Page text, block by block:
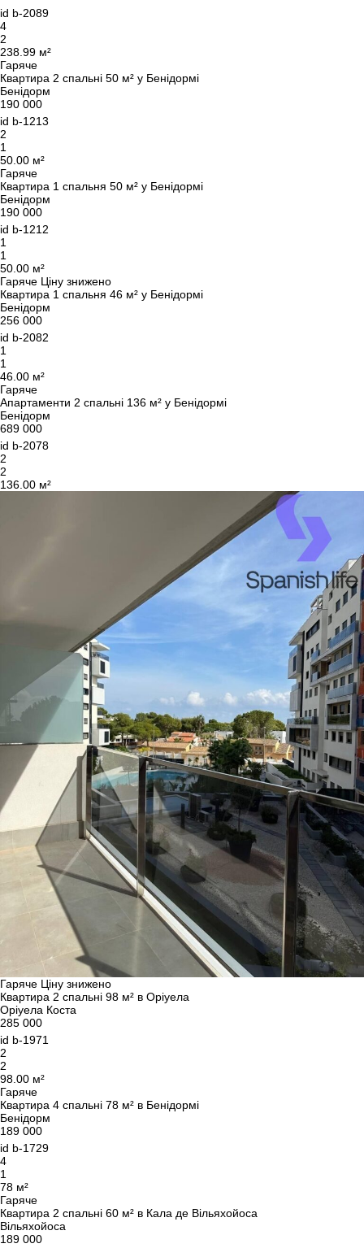
id b-2089
4
2
238.99 м²
Гаряче
Квартира 2 спальні 50 м² у Бенідормі
Бенідорм
190 000
id b-1213
2
1
50.00 м²
Гаряче
Квартира 1 спальня 50 м² у Бенідормі
Бенідорм
190 000
id b-1212
1
1
50.00 м²
Гаряче Ціну знижено
Квартира 1 спальня 46 м² у Бенідормі
Бенідорм
256 000
id b-2082
1
1
46.00 м²
Гаряче
Апартаменти 2 спальні 136 м² у Бенідормі
Бенідорм
689 000
id b-2078
2
2
136.00 м²
Гаряче Ціну знижено
Квартира 2 спальні 98 м² в Оріуела
Оріуела Коста
285 000
id b-1971
2
2
98.00 м²
Гаряче
Квартира 4 спальні 78 м² в Бенідормі
Бенідорм
189 000
id b-1729
4
1
78 м²
Гаряче
Квартира 2 спальні 60 м² в Кала де Вільяхойоса
Вільяхойоса
189 000
Дякуємо!
Ми отримали ваш
Ми вам зателефонуємо
Залиште свої контактні дані, і ми зв’яжемося з